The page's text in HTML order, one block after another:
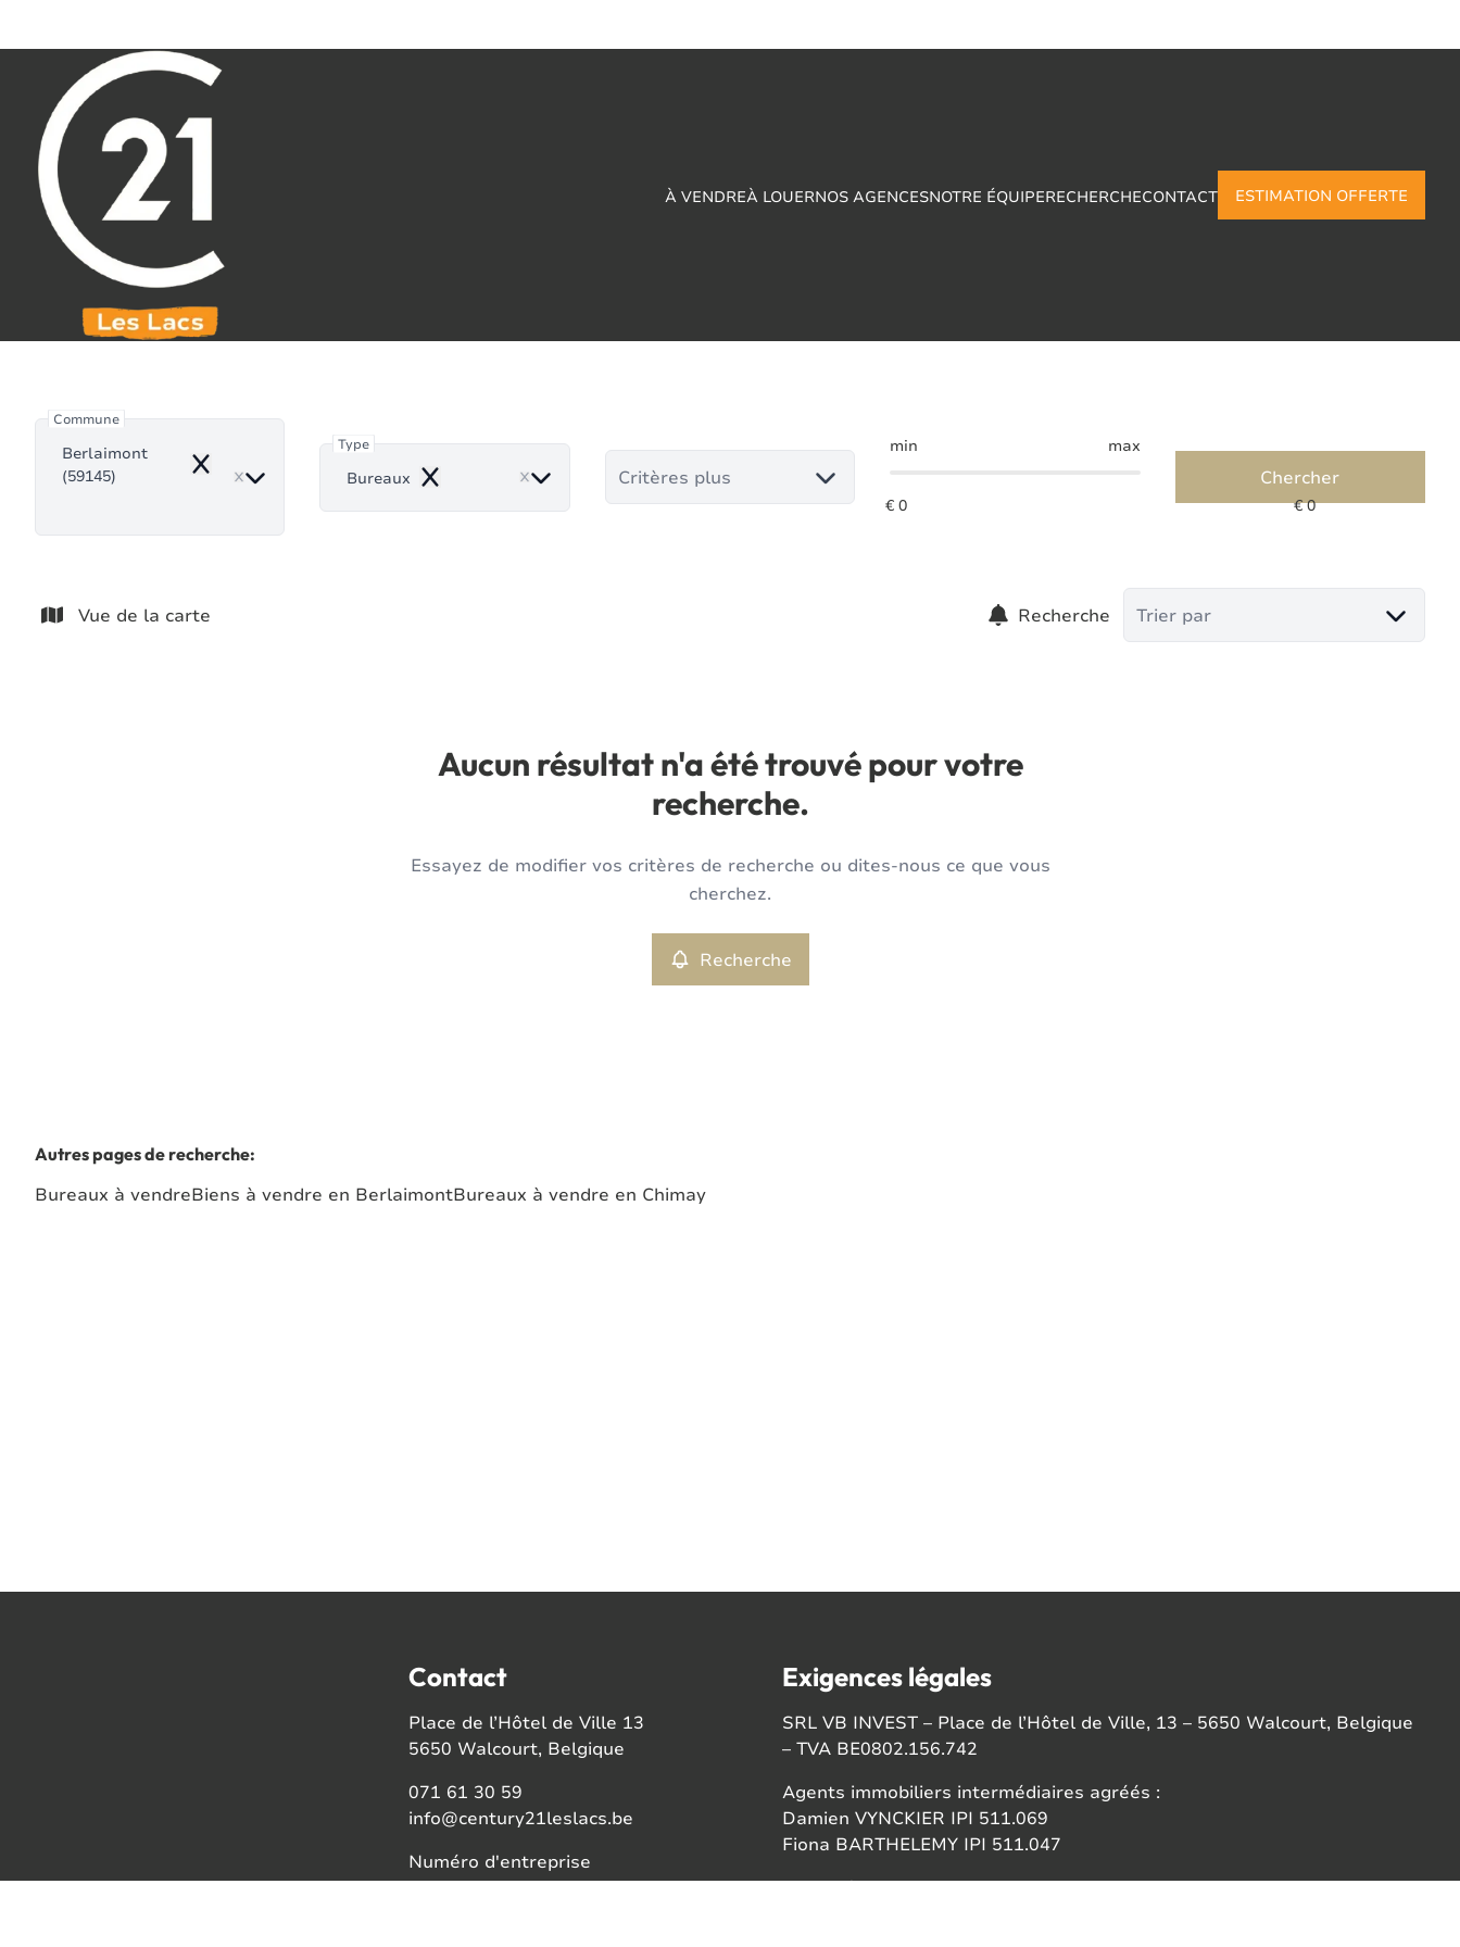
À VENDREÀ LOUERNOS AGENCESNOTRE ÉQUIPERECHERCHECONTACT ESTIMATION OFFERTE
Commune
Berlaimont
(59145)
Remove
Type
Bureaux Remove Critères plus
min max
Chercher
Vue de la carte Recherche Trier par
Aucun résultat n'a été trouvé pour votre
recherche.
Essayez de modifier vos critères de recherche ou dites-nous ce que vous
cherchez.
Recherche
Autres pages de recherche:
Bureaux à vendreBiens à vendre en BerlaimontBureaux à vendre en Chimay
Contact
Place de l’Hôtel de Ville 13
5650 Walcourt, Belgique
071 61 30 59
info@century21leslacs.be
Numéro d'entreprise
BE0802156742
Exigences légales
SRL VB INVEST – Place de l’Hôtel de Ville, 13 – 5650 Walcourt, Belgique
– TVA BE0802.156.742
Agents immobiliers intermédiaires agréés :
Damien VYNCKIER IPI 511.069
Fiona BARTHELEMY IPI 511.047
Autorité de surveillance: